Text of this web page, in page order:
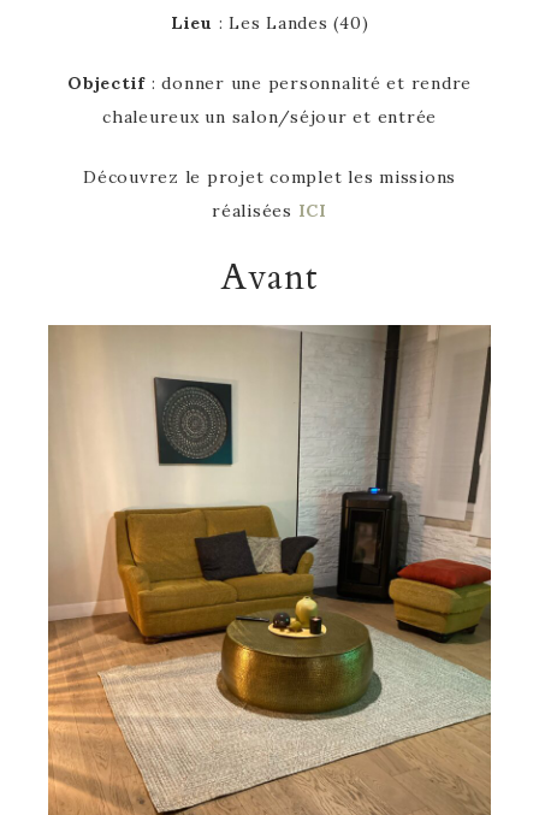
Lieu : Les Landes (40)
Objectif : donner une personnalité et rendre
chaleureux un salon/séjour et entrée
Découvrez le projet complet les missions
réalisées ICI
Avant